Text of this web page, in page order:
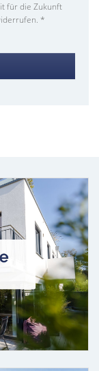
für die Zukunft
*